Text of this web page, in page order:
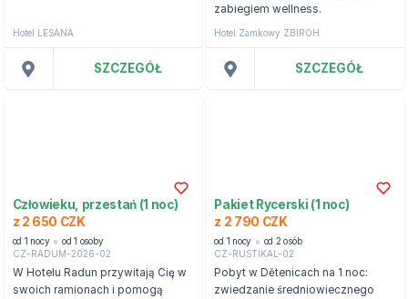
Hotel LESANA
SZCZEGÓŁ
zabiegiem wellness.
Hotel Zamkowy ZBIROH
SZCZEGÓŁ
Człowieku, przestań (1 noc)
z 2 650 CZK
od 1 nocy
od 1 osoby
CZ-RADUM-2026-02
W Hotelu Radun przywitają Cię w
swoich ramionach i pomogą
Pakiet Rycerski (1 noc)
z 2 790 CZK
od 1 nocy
od 2 osób
CZ-RUSTIKAL-02
Pobyt w Dětenicach na 1 noc:
zwiedzanie średniowiecznego